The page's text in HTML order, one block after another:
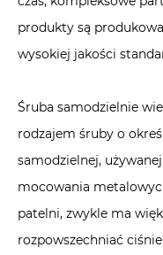
produkty są
wysokiej jakości
Śruba samodzielnie
rodzajem śruby o
samodzielnej,
mocowania
patelni, zwykle ma
rozpowszechniać